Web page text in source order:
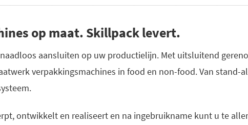
op maat. Skillpack levert.
aansluiten op uw productielijn. Met uitsluitend
verpakkingsmachines in food en non-food. Van stand-
ontwikkelt en realiseert en na ingebruikname kunt u te